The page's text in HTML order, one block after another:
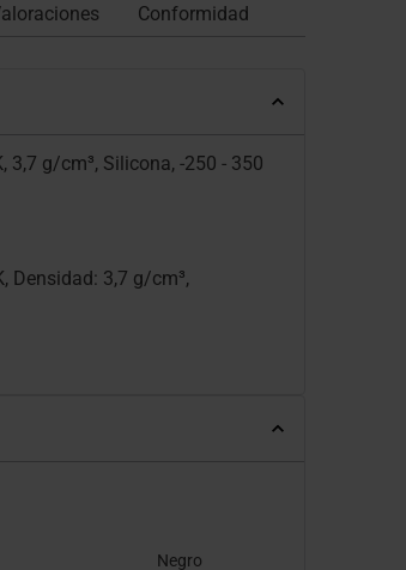
Conformidad
3,7 g/cm³, Silicona, -250 - 350
Densidad: 3,7 g/cm³,
Negro